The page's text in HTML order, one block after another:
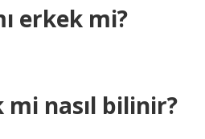
erkek mi?
mi nasıl bilinir?